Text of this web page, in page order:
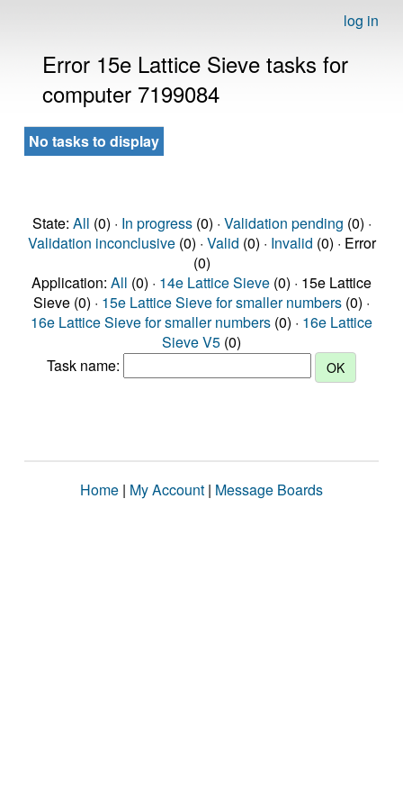
log in
Error 15e Lattice Sieve tasks for
computer 7199084
No tasks to display
State: All (0) · In progress(0) · Validation pending (0) ·
Validation inconclusive(0) · Valid (0) · Invalid (0) · Error
(0)
Application: All (0) · 14e Lattice Sieve (0) · 15e Lattice
Sieve (0) · 15e Lattice Sieve for smaller numbers (0) ·
16e Lattice Sieve for smaller numbers (0) · 16e Lattice
Sieve V5 (0)
Task name:
Home | My Account | Message Boards